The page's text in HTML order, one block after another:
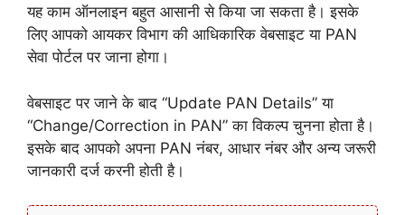
यहकाम ऑनलाइनबहुत आसानीसेकियाजासकताहै।इसके
लिए आपको आयकरविभागकी आधिकारिकवेबसाइटया PAN
सेवापोर्टलपरजानाहोगा।
वेबसाइटपरजानेकेबाद “Update PAN Details”या
“Change/Correction in PAN”काविकल्पचुननाहोताहै।
इसकेबाद आपको अपना PANनंबर, आधारनंबर और अन्यजरूरी
जानकारीदर्जकरनीहोतीहै।